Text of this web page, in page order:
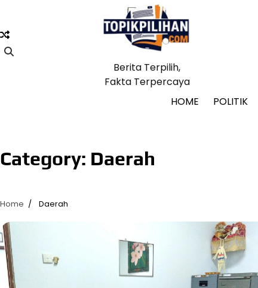
content
Berita Terpilih,
Fakta Terpercaya
HOME
POLITIK
Category: Daerah
Home Daerah